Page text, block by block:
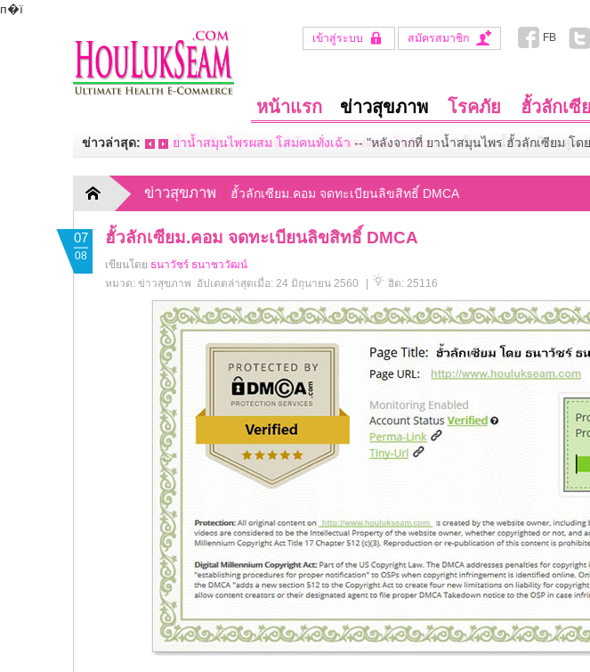
п�ї
เข้าสู่ระบบ สมัครสมาชิก FB
หน้าแรก ข่าวสุขภาพ โรคภัย ฮั้วลักเซี
ข่าวล่าสุด: ฮั้วลักเซียม สูตรฮ่องเต้ โดยหมอณรงค์ พุ่มโพธิงาม--"เป็น ยาน้ำสมุนไพร สูต
ข่าวสุขภาพ ฮั้วลักเซียม.คอม จดทะเบียนลิขสิทธิ์ DMCA
ฮั้วลักเซียม.คอม จดทะเบียนลิขสิทธิ์ DMCA
เขียนโดย ธนาวัชร์ ธนาชววัฒน์
หมวด: ข่าวสุขภาพ
07
08
อัปเดตล่าสุดเมื่อ: 24 มิถุนายน 2560 ฮิต: 25116